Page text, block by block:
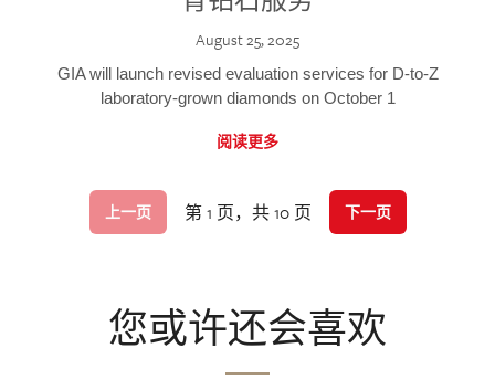
August 25, 2025
GIA will launch revised evaluation services for D-to-Z
laboratory-grown diamonds on October 1
阅读更多
上一页 第 1 页，共 10 页 下一页
您或许还会喜欢